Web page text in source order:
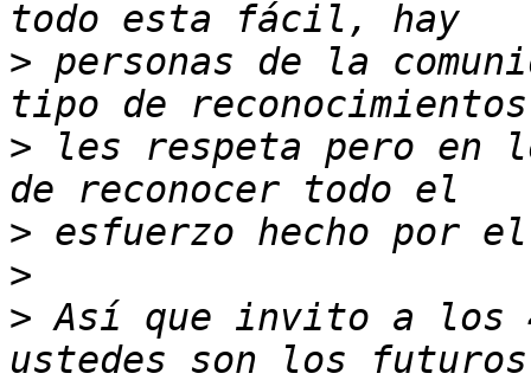
> personas de la
> les respeta pero en
>
>
> Así que invito a los 4